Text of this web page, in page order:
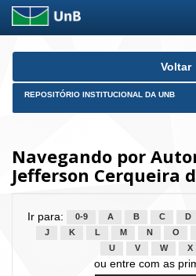
Skip
Voltar
REPOSITÓRIO INSTITUCIONAL DA UNB
Navegando por
Jefferson Cerqueira
Ir para: 0-9 A B C D
J
K L M N O
U
V W X
ou entre com as